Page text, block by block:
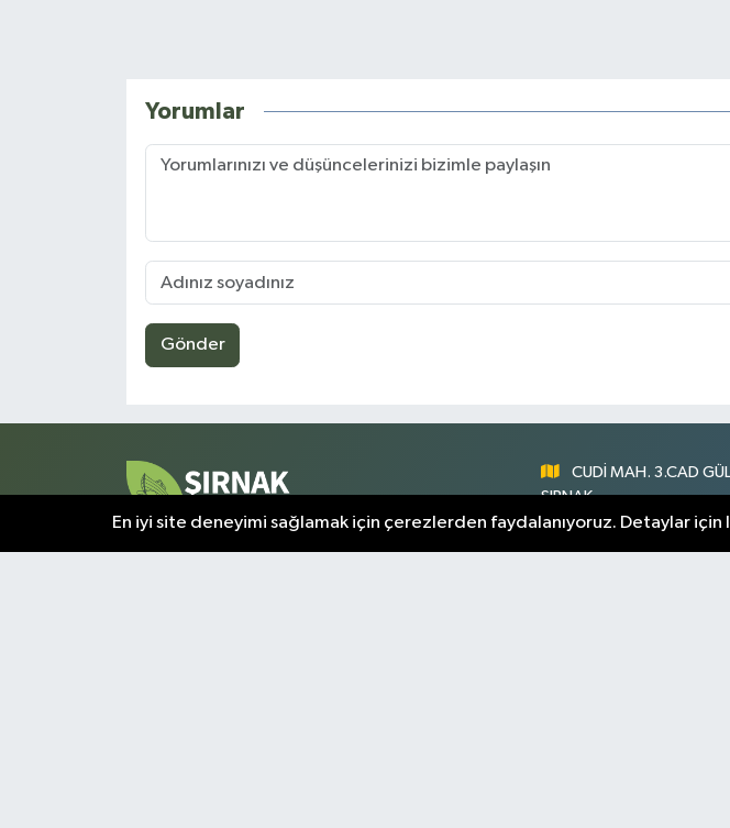
Yorumlar
Gönder
Şırnak ve çevresindeki tüm gelişmeler, bu sayfada anlık
CUDİ MAH. 3.CAD
ŞIRNAK
En iyi site deneyimi sağlamak için çerezlerden faydalanıyoruz. Detaylar için